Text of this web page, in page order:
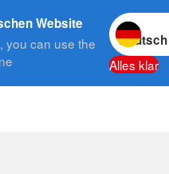
Website
you can use the
Sprache
Alles klar
Suche